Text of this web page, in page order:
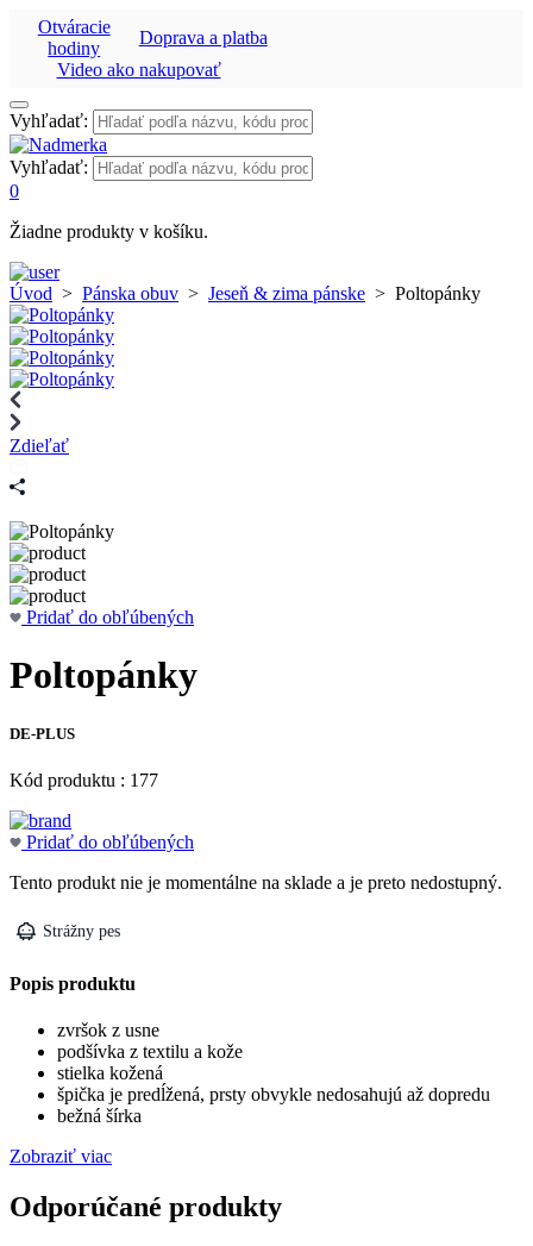
Otváracie
hodiny
Doprava a platba
Video ako nakupovať
Vyhľadať:
Vyhľadať:
0
Žiadne produkty v košíku.
Úvod > Pánska obuv > Jeseň & zima pánske > Poltopánky
Zdieľať
Pridať do obľúbených
Poltopánky
DE-PLUS
Kód produktu : 177
Pridať do obľúbených
Tento produkt nie je momentálne na sklade a je preto nedostupný.
Strážny pes
Popis produktu
zvršok z usne
podšívka z textilu a kože
stielka kožená
špička je predĺžená, prsty obvykle nedosahujú až dopredu
bežná šírka
Zobraziť viac
Odporúčané produkty